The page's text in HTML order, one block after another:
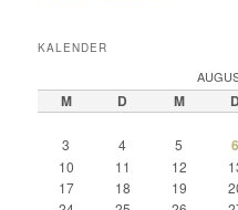
KALENDER
M D M D
3
4 5 6
10
11 12
17
18 19